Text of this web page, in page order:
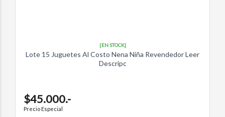
[EN STOCK]
Lote 15 Juguetes Al Costo Nena Niña Revendedor Leer
Descripc
$45.000.-
Precio Especial